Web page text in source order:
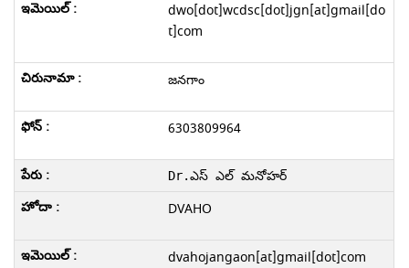
dwo[dot]wcdsc[dot]jgn[at]gmail[do
t]com
జనగాం
6303809964
Dr.ఎస్ ఎల్ మనోహర్
DVAHO
dvahojangaon[at]gmail[dot]com